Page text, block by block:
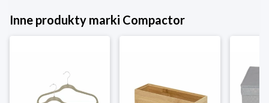
Inne produkty marki Compactor